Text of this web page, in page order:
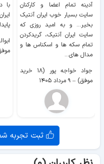
آدینه تمام اعضا و کارکنان
سایت بسیار خوب ايران آنتیک
بخیر... و به امید روزی که
سایت ايران آنتیک، گریدکردن
تمام سکه ها و اسکناس ها و
مدال های...
جواد خواجه پور (۱۸ خرید
موفق) – ۹ مرداد ۱۴۰۵
با
ثبت تجربه